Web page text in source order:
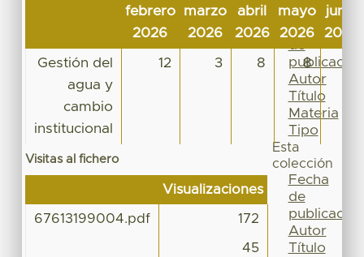
febrero
2026
marzo
2026
abril
2026
mayo
2026
junio
2026
Gestión del
agua y
cambio
institucional
12 3 8 8
Visitas al fichero
Visualizaciones
67613199004.pdf 172
45
Por
Fecha
de
publicación
Autor
Título
Materia
Tipo
Esta
colección
Fecha
de
publicación
Autor
Título